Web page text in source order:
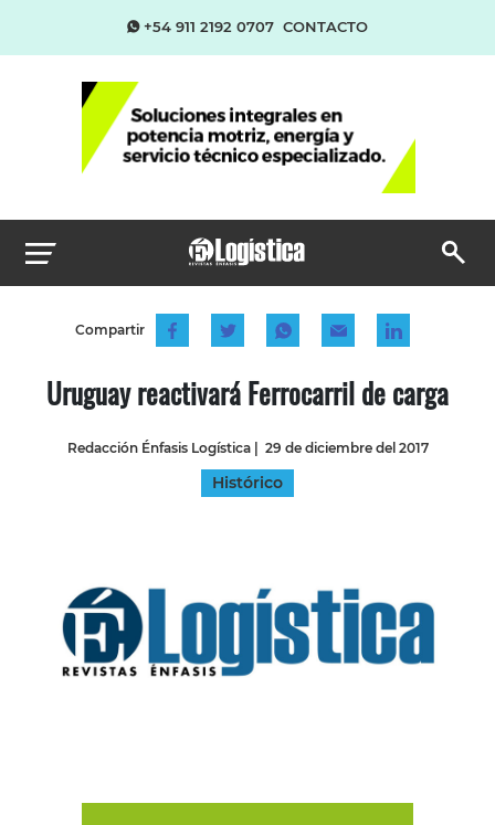
+54 911 2192 0707 CONTACTO
Compartir
Uruguay reactivará Ferrocarril de carga
Redacción Énfasis Logística| 29 de diciembre del 2017
Histórico